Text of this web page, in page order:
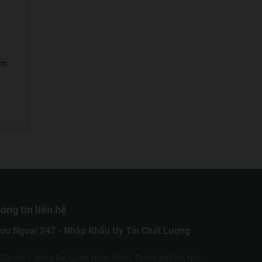
tin liên hệ
Ngoại 247 - Nhập Khẩu Uy Tín Chất Lượng